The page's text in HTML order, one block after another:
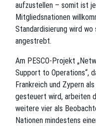
aufzustellen – somit ist
Mitgliedsnationen
Standardisierung wird
angestrebt.
Am PESCO-Projekt
Support to Operations“,
Frankreich und Zypern
gesteuert wird, arbeiten
weitere vier als
Nationen mindestens